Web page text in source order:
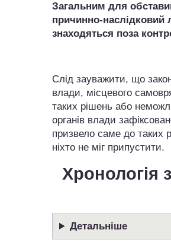
Загальним для
причинно-наслідковий
знаходяться поза
Слід зауважити, що
влади, місцевого
таких рішень або
органів влади
призвело саме до таких
ніхто не міг припустити.
Хронологія
Детальніше